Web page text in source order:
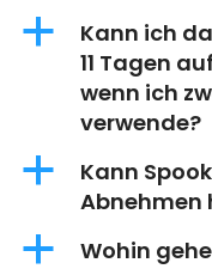
a
Kann ich
11 Tagen
wenn ich
verwende?
a
Kann
Abnehmen
a
Wohin